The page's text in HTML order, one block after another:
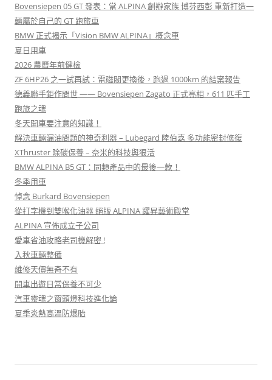
Bovensiepen 05 GT 發表：當 ALPINA 創辦家族 博芬西彭 重新打造一
輛屬於自己的 GT 跑旅車
BMW 正式揭示「Vision BMW ALPINA」概念車
夏日用車
2026 農曆年前健檢
ZF 6HP26 之一試再試：電磁閥更換後，跑過 1000km 的結案報告
德義聯手鉅作問世 —— Bovensiepen Zagato 正式亮相，611 匹手工
跑旅之魂
冬天開車要注意的知識！
解決車輛漏油問題的神奇利器 – Lubegard 陸伯嘉 多功能密封修復
XThruster 除碳保養 – 奈米的科技與狠活
BMW ALPINA B5 GT：同類產品中的最後一款！
冬季用車
悼念 Burkard Bovensiepen
從打字機到雙喉化油器 絕版 ALPINA 躍昇藝術殿堂
ALPINA 宣佈成立子公司
愛車省油攻略老司機解密 !
入秋車輛整備
維修天價無奇不有
開車出遊日常保養不可少
汽車靈魂之窗頭燈科技進化論
夏季炎熱高溫防爆胎